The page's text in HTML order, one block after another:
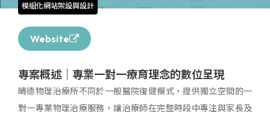
模組化網站架設與設計
Website
專案概述｜專業一對一療育理念的數位呈現
晴德物理治療所不同於一般醫院復健模式，提供獨立空間的一
對一專業物理治療服務，讓治療師在完整時段中專注與家長及